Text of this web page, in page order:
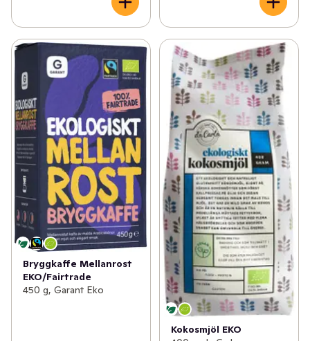
Bryggkaffe Mellanrost
EKO/Fairtrade
450 g, Garant Eko
Kokosmjöl EKO